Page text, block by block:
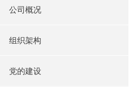
公司概况
组织架构
党的建设